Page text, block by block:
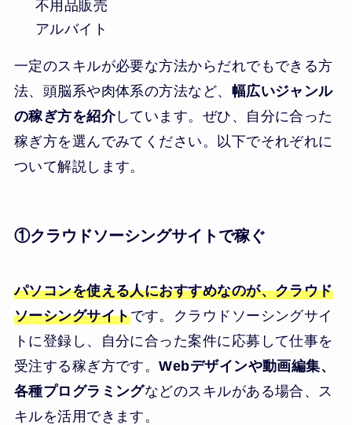
不用品販売
アルバイト
一定のスキルが必要な方法からだれでもできる方
法、頭脳系や肉体系の方法など、 幅広いジャンル
の稼ぎ方を紹介しています。ぜひ、自分に合った
稼ぎ方を選んでみてください。以下でそれぞれに
ついて解説します。
①クラウドソーシングサイトで稼ぐ
パソコンを使える人におすすめなのが、クラウド
ソーシングサイトです。クラウドソーシングサイ
トに登録し、自分に合った案件に応募して仕事を
受注する稼ぎ方です。Webデザインや動画編集、
各種プログラミングなどのスキルがある場合、ス
キルを活用できます。